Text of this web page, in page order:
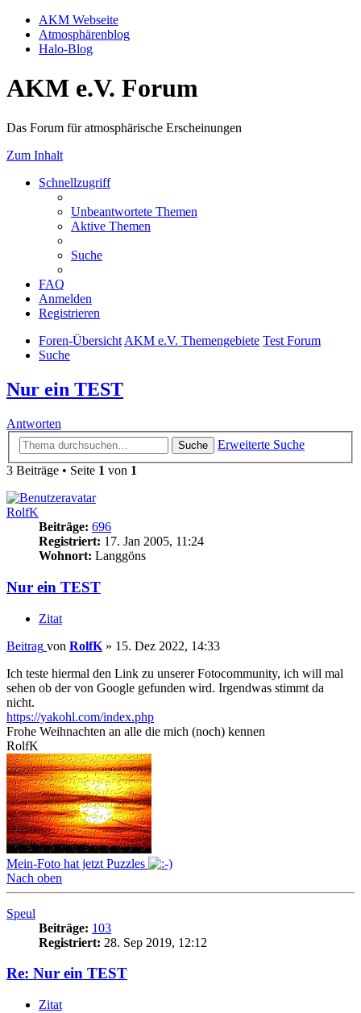
AKM Webseite
Atmosphärenblog
Halo-Blog
AKM e.V. Forum
Das Forum für atmosphärische Erscheinungen
Zum Inhalt
Schnellzugriff
Unbeantwortete Themen
Aktive Themen
Suche
FAQ
Anmelden
Registrieren
Foren-Übersicht AKM e.V. Themengebiete Test Forum
Suche
Nur ein TEST
Antworten
Suche
Erweiterte Suche
3 Beiträge • Seite 1 von 1
RolfK
Beiträge: 696
Registriert: 17. Jan 2005, 11:24
Wohnort: Langgöns
Nur ein TEST
Zitat
Beitrag von RolfK » 15. Dez 2022, 14:33
Ich teste hiermal den Link zu unserer Fotocommunity, ich will mal
sehen ob der von Google gefunden wird. Irgendwas stimmt da
nicht.
https://yakohl.com/index.php
Frohe Weihnachten an alle die mich (noch) kennen
RolfK
Mein-Foto hat jetzt Puzzles
Nach oben
Speul
Beiträge: 103
Registriert: 28. Sep 2019, 12:12
Re: Nur ein TEST
Zitat